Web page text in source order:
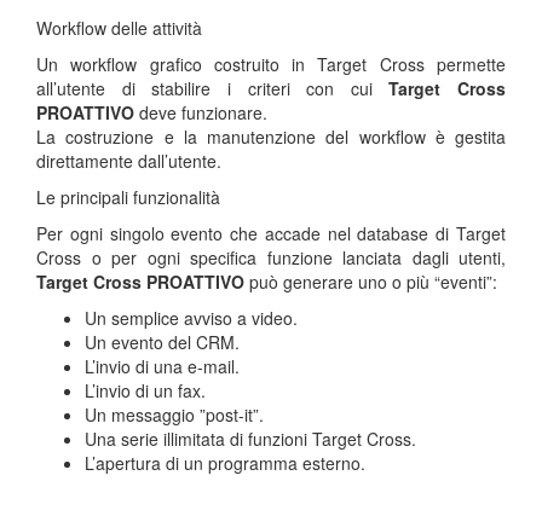
Workflow delle attività
Un workflow grafico costruito in Target Cross permette
all’utente di stabilire i criteri con cuiTarget Cross
PROATTIVO deve funzionare.
La costruzione e la manutenzione del workflow è gestita
direttamente dall’utente.
Le principali funzionalità
Per ogni singolo evento che accade nel database di Target
Cross o per ogni specifica funzione lanciata dagli utenti,
Target Cross PROATTIVO può generare uno o più “eventi”:
Un semplice avviso a video.
Un evento del CRM.
L’invio di una e-mail.
L’invio di un fax.
Un messaggio ”post-it”.
Una serie illimitata di funzioni Target Cross.
L’apertura di un programma esterno.